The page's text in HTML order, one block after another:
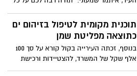
תוכנית מקומית לטיפול בזיהום ים
כתוצאה מפליטת שמן
בנוסף, זכתה העירייה בקול קורא על סך 100
אלף שקל של המשרד, להצטיידות ורכישת
חומרים וכלים לטיפול בזיהום